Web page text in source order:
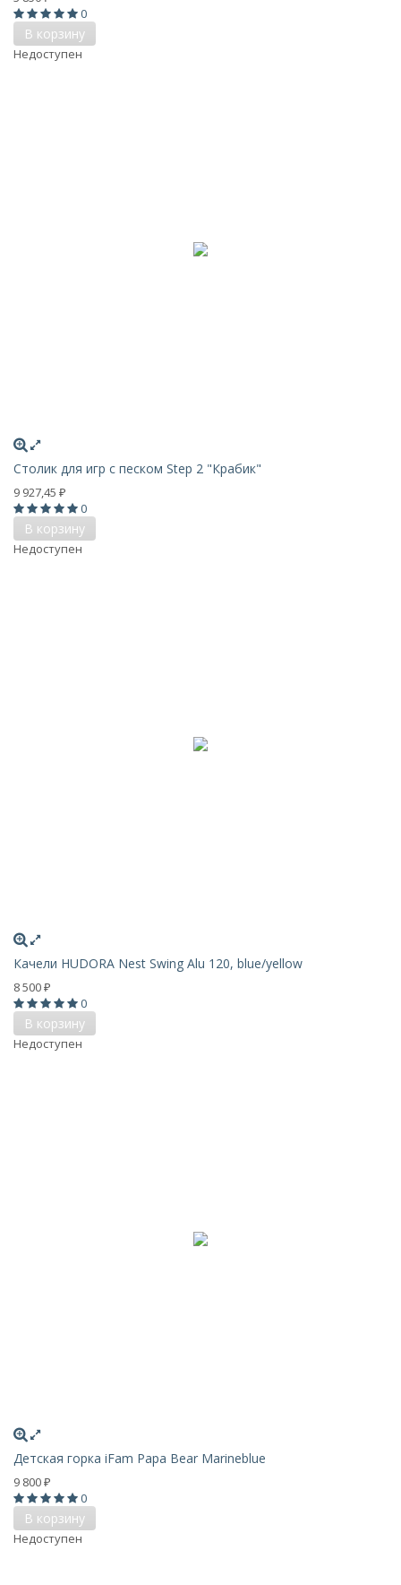
0
В корзину
Недоступен
Столик для игр с песком Step 2 "Крабик"
9 927,45 ₽
0
В корзину
Недоступен
Качели HUDORA Nest Swing Alu 120, blue/yellow
8 500 ₽
0
В корзину
Недоступен
Детская горка iFam Papa Bear Marineblue
9 800 ₽
0
В корзину
Недоступен